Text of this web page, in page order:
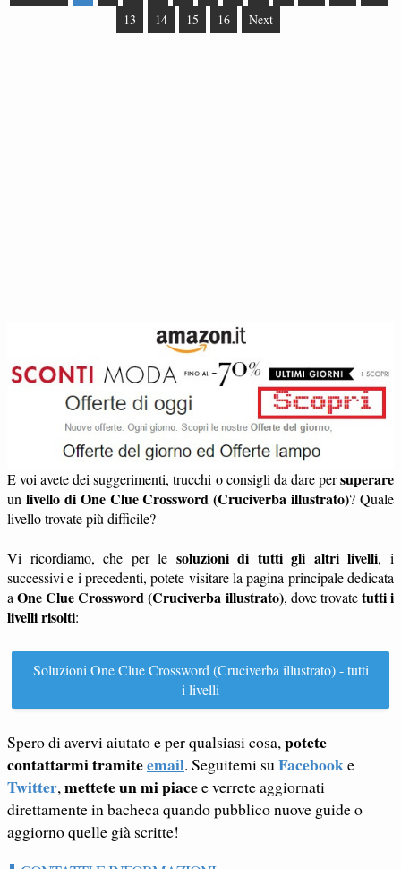
13
14 15 16 Next
E voi avete dei suggerimenti, trucchi o consigli da dare persuperare
un livello di One Clue Crossword (Cruciverba illustrato)? Quale
livello trovate più difficile?
Vi ricordiamo, che per le soluzioni di tutti gli altri livelli, i
successivi e i precedenti, potete visitare la pagina principale dedicata
aOne Clue Crossword (Cruciverba illustrato), dove trovatetutti i
livelli risolti:
Soluzioni One Clue Crossword (Cruciverba illustrato) - tutti
i livelli
Spero di avervi aiutato e per qualsiasi cosa, potete
contattarmi tramiteemail. Seguitemi su Facebooke
Twitter, mettete un mi piacee verrete aggiornati
direttamente in bacheca quando pubblico nuove guide o
aggiorno quelle già scritte!